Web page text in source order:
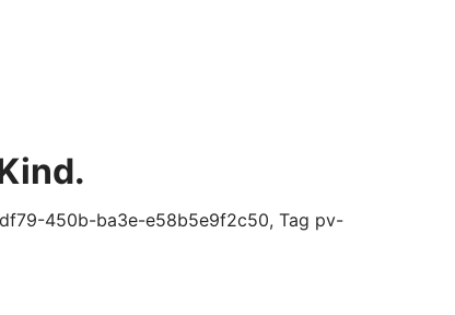
450b-ba3e-e58b5e9f2c50, Tag pv-